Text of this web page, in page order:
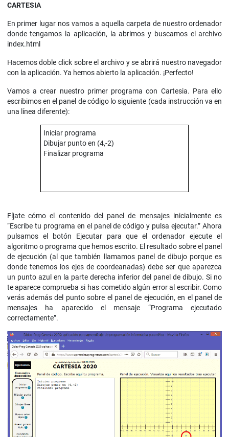
CARTESIA
En primer lugar nos vamos a aquella carpeta de nuestro ordenador
donde tengamos la aplicación, la abrimos y buscamos el archivo
index.html
Hacemos doble click sobre el archivo y se abrirá nuestro navegador
con la aplicación. Ya hemos abierto la aplicación. ¡Perfecto!
Vamos a crear nuestro primer programa con Cartesia. Para ello
escribimos en el panel de código lo siguiente (cada instrucción va en
una línea diferente):
Iniciar programa
Dibujar punto en (4,-2)
Finalizar programa
Fíjate cómo el contenido del panel de mensajes inicialmente es
“Escribe tu programa en el panel de código y pulsa ejecutar.” Ahora
pulsamos el botón Ejecutar para que el ordenador ejecute el
algoritmo o programa que hemos escrito. El resultado sobre el panel
de ejecución (al que también llamamos panel de dibujo porque es
donde tenemos los ejes de coordeanadas) debe ser que aparezca
un punto azul en la parte derecha inferior del panel de dibujo. Si no
te aparece comprueba si has cometido algún error al escribir. Como
verás además del punto sobre el panel de ejecución, en el panel de
mensajes ha aparecido el mensaje “Programa ejecutado
correctamente”.